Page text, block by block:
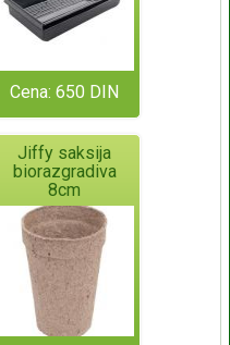
Cena: 650 DIN
Jiffy saksija
biorazgradiva
8cm